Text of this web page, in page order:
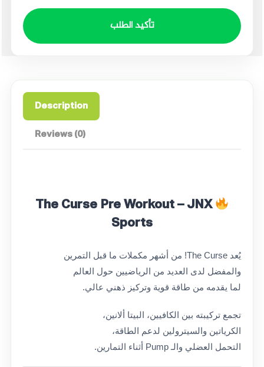
تأكيد الطلب
Description
Reviews (0)
The Curse Pre Workout – JNX
Sports
يُعد The Curse! من أشهر مكملات ما قبل التمرين
والمفضل لدى العديد من الرياضيين حول العالم
لما يقدمه من طاقة قوية وتركيز ذهني عالي.
تجمع تركيبته بين الكافيين، البيتا ألانين،
الكرياتين والسيترولين لدعم الطاقة،
التحمل العضلي والـ Pump أثناء التمارين.